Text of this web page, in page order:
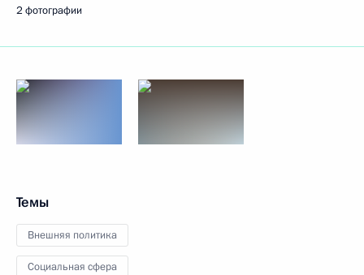
2 фотографии
Темы
Внешняя политика
Социальная сфера